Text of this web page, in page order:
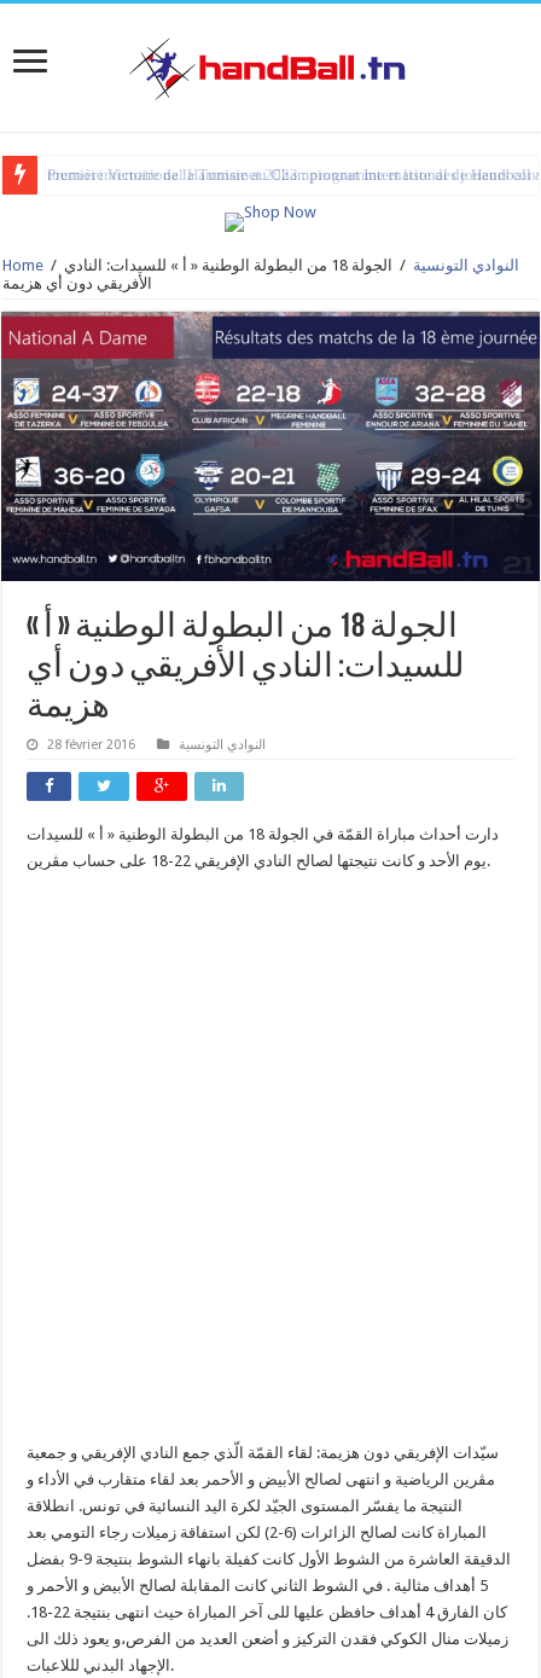
tournoi international Hammamet 2023 : programme et liste des joueurs
Home / النوادي التونسية /
الجولة 18 من البطولة الوطنية « أ » للسيدات: النادي
الأفريقي دون أي هزيمة
الجولة 18 من البطولة الوطنية « أ »
للسيدات: النادي الأفريقي دون أي
هزيمة
28 février 2016 النوادي التونسية
دارت أحداث مباراة القمّة في الجولة 18 من البطولة الوطنية « أ » للسيدات
يوم الأحد و كانت نتيجتها لصالح النادي الإفريقي 22-18 على حساب مڨرين.
سيّدات الإفريقي دون هزيمة: لقاء القمّة الّذي جمع النادي الإفريقي و جمعية
مڨرين الرياضية و انتهى لصالح الأبيض و الأحمر بعد لقاء متقارب في الأداء و
النتيجة ما يفسّر المستوى الجيّد لكرة اليد النسائية في تونس. انطلاقة
المباراة كانت لصالح الزائرات (6-2) لكن استفاقة زميلات رجاء التومي بعد
الدقيقة العاشرة من الشوط الأول كانت كفيلة بانهاء الشوط بنتيجة 9-9 بفضل
5 أهداف مثالية . في الشوط الثاني كانت المقابلة لصالح الأبيض و الأحمر و
كان الفارق 4 أهداف حافظن عليها للى آخر المباراة حيث انتهى بنتيجة 22-18.
زميلات منال الكوكي فقدن التركيز و أضعن العديد من الفرص،و يعود ذلك الى
الإجهاد البدني لللاعبات.